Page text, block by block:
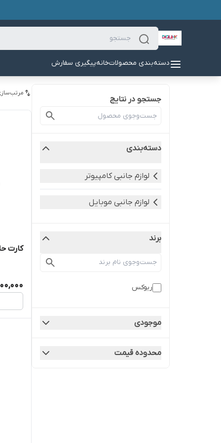
دسته‌بندی محصولاتخانهپیگیری سفارش
جستجو در نتایج
دسته‌بندی
لوازم جانبی کامپیوتر
لوازم جانبی موبایل
برند
ریوکس
موجودی
محدوده قیمت
کارت